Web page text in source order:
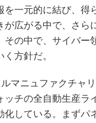
を一元的に結び、
が広がる中で、さ
その中で、サイバー
方針だ。
マニュファクチャ
ッチの全自動生産
化している。まず